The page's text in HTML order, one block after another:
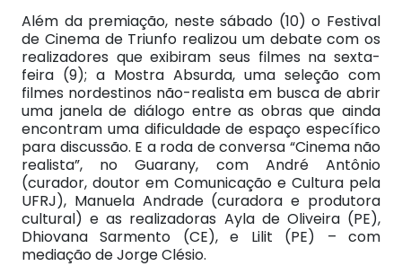
Além da premiação, neste sábado (10) o Festival
de Cinema de Triunfo realizou um debate com os
realizadores que exibiram seus filmes na sexta-
feira (9); a Mostra Absurda, uma seleção com
filmes nordestinos não-realista em busca de abrir
uma janela de diálogo entre as obras que ainda
encontram uma dificuldade de espaço específico
para discussão. E a roda de conversa “Cinema não
realista”, no Guarany, com André Antônio
(curador, doutor em Comunicação e Cultura pela
UFRJ), Manuela Andrade (curadora e produtora
cultural) e as realizadoras Ayla de Oliveira (PE),
Dhiovana Sarmento (CE), e Lilit (PE) – com
mediação de Jorge Clésio.